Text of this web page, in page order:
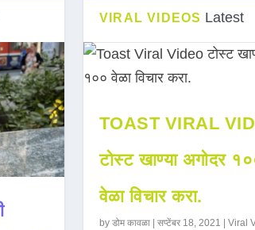
VIRAL VIDEOS Latest
TOAST VIRAL
टोस्ट खाण्या अगोदर
वेळा विचार करा.
by डोम कावळा| सप्टेंबर 18, 2021 Viral